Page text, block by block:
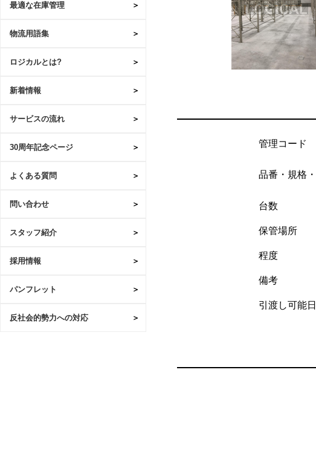
最適な在庫管理
物流用語集
ロジカルとは?
新着情報
サービスの流れ
30周年記念ページ
よくある質問
問い合わせ
スタッフ紹介
採用情報
パンフレット
反社会的勢力への対応
管理コード
品番・規格
台数
保管場所
程度
備考
引渡し可能日